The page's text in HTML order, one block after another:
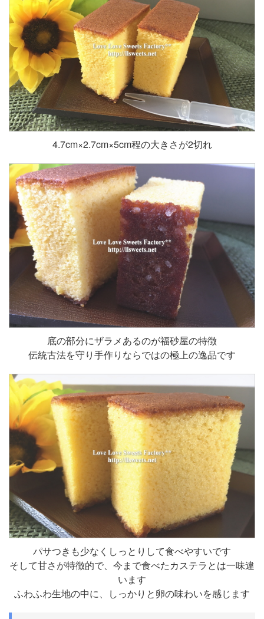
4.7cm×2.7cm×5cm程の大きさが2切れ
底の部分にザラメあるのが福砂屋の特徴
伝統古法を守り手作りならではの極上の逸品です
パサつきも少なくしっとりして食べやすいです
そして甘さが特徴的で、今まで食べたカステラとは一味違
います
ふわふわ生地の中に、しっかりと卵の味わいを感じます